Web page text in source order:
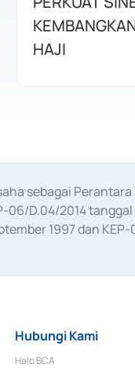
HAJI
sebagai
06/D.04/2014
1997 dan
Hubungi Kami
Halo BCA